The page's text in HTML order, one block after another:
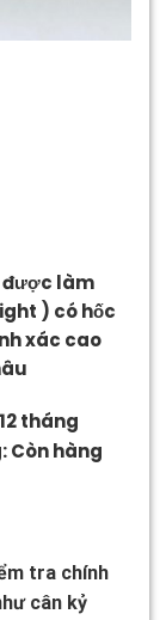
được làm
) có hốc
xác cao
tháng
Còn hàng
tra chính
cân kỷ